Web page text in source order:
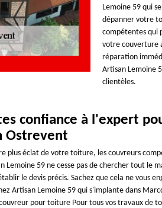
Lemoine 59 qui
dépanner votre
compétentes qui
votre couverture
réparation
Artisan Lemoine
clientèles.
confiance à l'expert
Ostrevent
plus éclat de votre toiture, les couvreurs
Lemoine 59 ne cesse pas de chercher tout le
le devis précis. Sachez que cela ne vous
Artisan Lemoine 59 qui s'implante dans
pour toiture Pour tous vos travaux de